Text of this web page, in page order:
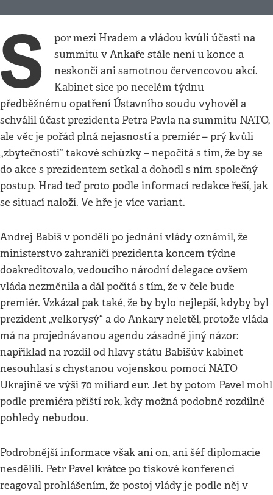
S
por mezi Hradem a vládou kvůli účasti na
summitu v Ankaře stále není u konce a
neskončí ani samotnou červencovou akcí.
Kabinet sice po necelém týdnu
předběžnému opatření Ústavního soudu vyhověl a
schválil účast prezidenta Petra Pavla na summitu NATO,
ale věc je pořád plná nejasností a premiér – prý kvůli
„zbytečnosti“ takové schůzky – nepočítá s tím, že by se
do akce s prezidentem setkal a dohodl s ním společný
postup. Hrad teď proto podle informací redakce řeší, jak
se situací naloží. Ve hře je více variant.
Andrej Babiš v pondělí po jednání vlády oznámil, že
ministerstvo zahraničí prezidenta koncem týdne
doakreditovalo, vedoucího národní delegace ovšem
vláda nezměnila a dál počítá s tím, že v čele bude
premiér. Vzkázal pak také, že by bylo nejlepší, kdyby byl
prezident „velkorysý“ a do Ankary neletěl,protože vláda
má na projednávanou agendu zásadně jiný názor:
například na rozdíl od hlavy státu Babišův kabinet
nesouhlasí s chystanou vojenskou pomocí NATO
Ukrajině ve výši 70 miliard eur. Jet by potom Pavel mohl
podle premiéra příští rok, kdy možná podobně rozdílné
pohledy nebudou.
Podrobnější informace však ani on, ani šéf diplomacie
nesdělili. Petr Pavel krátce po tiskové konferenci
reagoval prohlášením, že postoj vlády je podle něj v